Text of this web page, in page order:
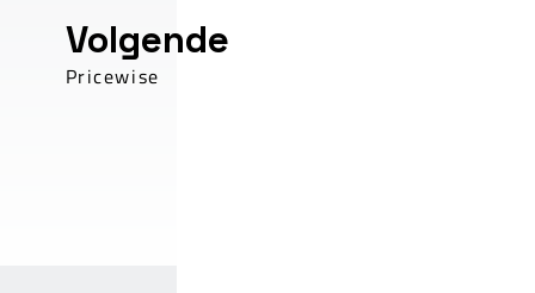
Volgende
Pricewise